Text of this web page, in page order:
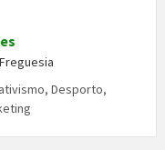
Desporto,